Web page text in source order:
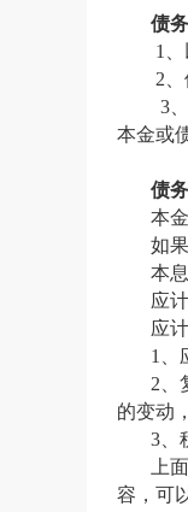
债
1、
2、
3
本金或
债
本金
如
本
应
应
1、
2、
的变动
3、
上
容，可